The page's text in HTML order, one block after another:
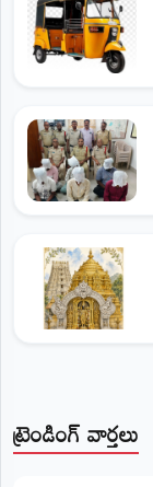
ట్రెండింగ్ వార్తలు